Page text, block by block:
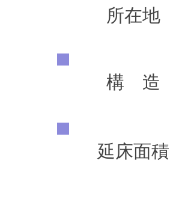
所在地
構 造
延床面積